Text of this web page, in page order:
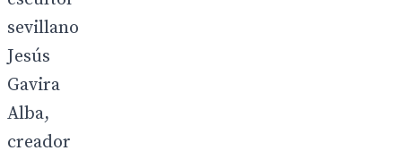
sevillano
Jesús
Gavira
Alba,
creador